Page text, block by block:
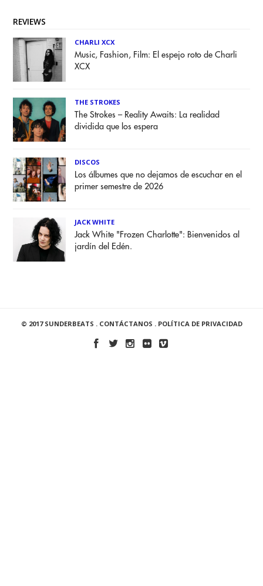
REVIEWS
CHARLI XCX
Music, Fashion, Film: El espejo roto de Charli
XCX
THE STROKES
The Strokes – Reality Awaits: La realidad
dividida que los espera
DISCOS
Los álbumes que no dejamos de escuchar en el
primer semestre de 2026
JACK WHITE
Jack White "Frozen Charlotte": Bienvenidos al
jardín del Edén.
© 2017 SUNDERBEATS . CONTÁCTANOS . POLÍTICA DE PRIVACIDAD